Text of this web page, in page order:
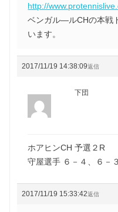
http://
ベンガル―ルCHの本戦
います。
2017/11/19 14:38:09返信
下団
ホアヒンCH 予選２R
守屋選手 ６－４、６－
2017/11/19 15:33:42返信